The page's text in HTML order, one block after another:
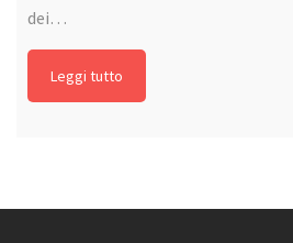
dei…
Leggi tutto